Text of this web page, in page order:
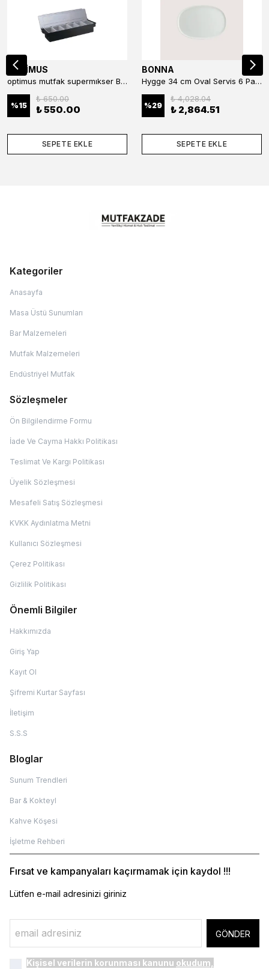
OPTİMUS
optimus mutfak supermıkser Bar Konteyner 6'lı 50×16×9 cm Kapaklı Polikarbon Organizer Bar & Kafe
%15
₺ 650.00
₺ 550.00
SEPETE EKLE
BONNA
Hygge 34 cm Oval Servis 6 Parça
%29
₺ 4,028.04
₺ 2,864.51
SEPETE EKLE
Kategoriler
Anasayfa
Masa Üstü Sunumları
Bar Malzemeleri
Mutfak Malzemeleri
Endüstriyel Mutfak
Sözleşmeler
Ön Bilgilendirme Formu
İade Ve Cayma Hakkı Politikası
Teslimat Ve Kargı Politikası
Üyelik Sözleşmesi
Mesafeli Satış Sözleşmesi
KVKK Aydınlatma Metni
Kullanıcı Sözleşmesi
Çerez Politikası
Gizlilik Politikası
Önemli Bilgiler
Hakkımızda
Giriş Yap
Kayıt Ol
Şifremi Kurtar Sayfası
İletişim
S.S.S
Bloglar
Sunum Trendleri
Bar & Kokteyl
Kahve Köşesi
İşletme Rehberi
Fırsat ve kampanyaları kaçırmamak için kaydol !!!
Lütfen e-mail adresinizi giriniz
GÖNDER
Kişisel verilerin korunması kanunu okudum,